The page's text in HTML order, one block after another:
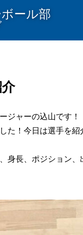
ール部
ジャーの込山です！
た！今日は選手を紹
身長、ポジション